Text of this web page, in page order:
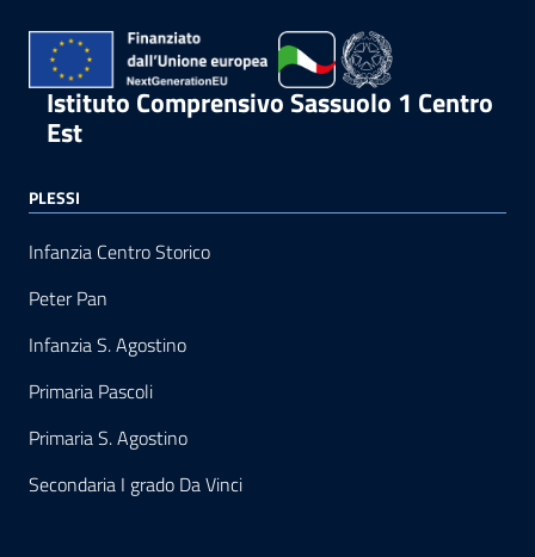
Istituto Comprensivo Sassuolo 1 Centro
Est
PLESSI
Infanzia Centro Storico
Peter Pan
Infanzia S. Agostino
Primaria Pascoli
Primaria S. Agostino
Secondaria I grado Da Vinci